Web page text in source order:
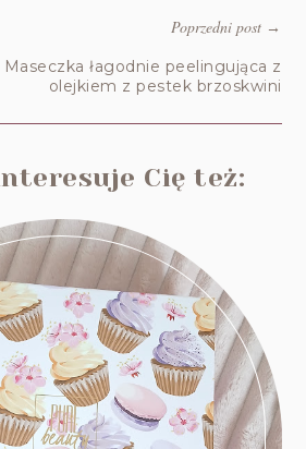
Poprzedni post→
Maseczka łagodnie peelingująca z
olejkiem z pestek brzoskwini
Cię też: